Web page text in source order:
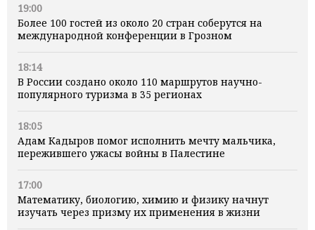
19:00
Более 100 гостей из около 20 стран соберутся на
международной конференции в Грозном
18:14
В России создано около 110 маршрутов научно-
популярного туризма в 35 регионах
18:05
Адам Кадыров помог исполнить мечту мальчика,
пережившего ужасы войны в Палестине
17:00
Математику, биологию, химию и физику начнут
изучать через призму их применения в жизни